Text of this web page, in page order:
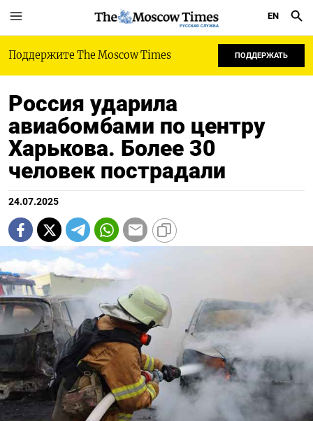
РУССКАЯ СЛУЖБА
EN
Поддержите The Moscow Times ПОДДЕРЖАТЬ
Россия ударила
авиабомбами по центру
Харькова. Более 30
человек пострадали
24.07.2025